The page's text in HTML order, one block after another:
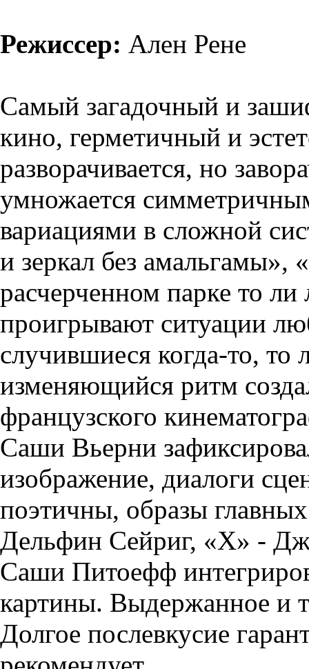
Режиссер: Ален Рене
Самый загадочный и
кино, герметичный и
разворачивается, но
умножается
вариациями в сложной
и зеркал без амальгамы»,
расчерченном парке то
проигрывают ситуации
случившиеся когда-то,
изменяющийся ритм
французского
Саши Вьерни
изображение, диалоги
поэтичны, образы
Дельфин Сейриг, «Х» -
Саши Питоефф
картины. Выдержанное и
Долгое послевкусие